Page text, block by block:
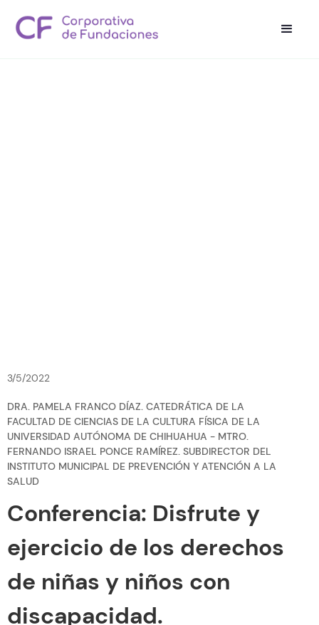
3/5/2022
DRA. PAMELA FRANCO DÍAZ. CATEDRÁTICA DE LA
FACULTAD DE CIENCIAS DE LA CULTURA FÍSICA DE LA
UNIVERSIDAD AUTÓNOMA DE CHIHUAHUA - MTRO.
FERNANDO ISRAEL PONCE RAMÍREZ. SUBDIRECTOR DEL
INSTITUTO MUNICIPAL DE PREVENCIÓN Y ATENCIÓN A LA
SALUD
Conferencia: Disfrute y
ejercicio de los derechos
de niñas y niños con
discapacidad.